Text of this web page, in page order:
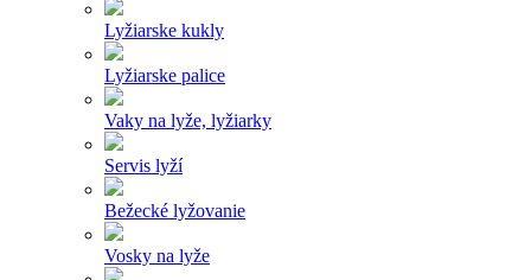
Lyžiarske kukly
Lyžiarske palice
Vaky na lyže, lyžiarky
Servis lyží
Bežecké lyžovanie
Vosky na lyže